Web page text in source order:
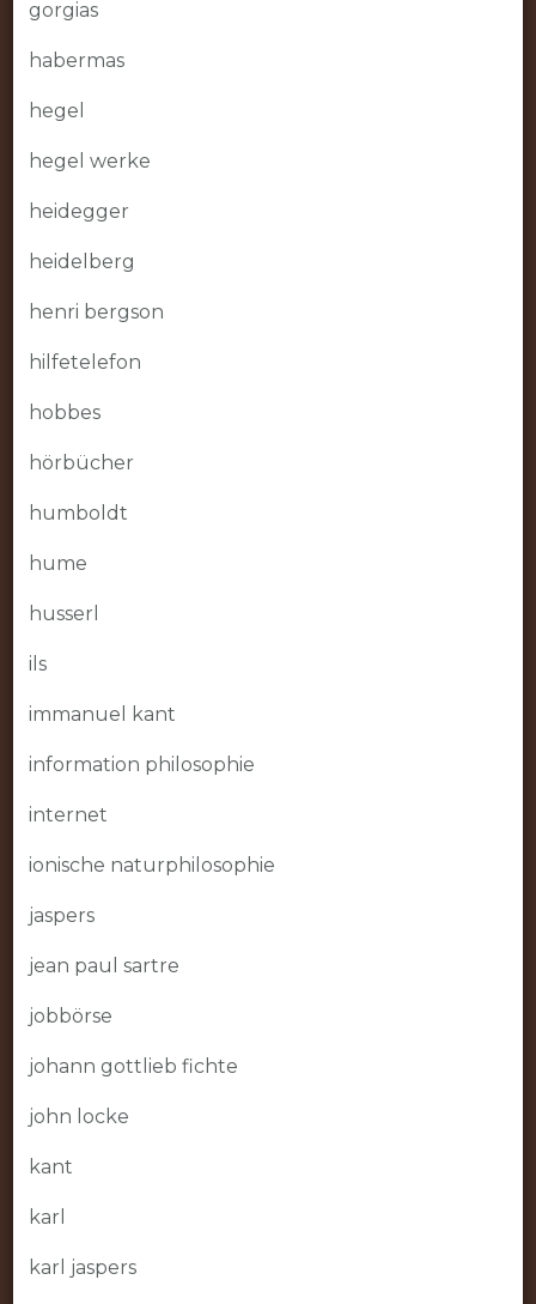
gorgias
habermas
hegel
hegel werke
heidegger
heidelberg
henri bergson
hilfetelefon
hobbes
hörbücher
humboldt
hume
husserl
ils
immanuel kant
information philosophie
internet
ionische naturphilosophie
jaspers
jean paul sartre
jobbörse
johann gottlieb fichte
john locke
kant
karl
karl jaspers